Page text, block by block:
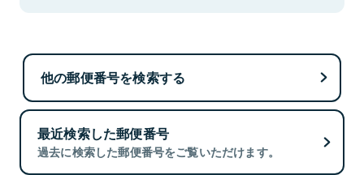
他の郵便番号を検索する
最近検索した郵便番号
過去に検索した郵便番号をご覧いただけます。